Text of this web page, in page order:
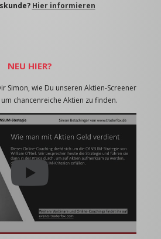
Hier informieren
NEU HIER?
Simon, wie Du unseren Aktien-Screener
chancenreiche Aktien zu finden.